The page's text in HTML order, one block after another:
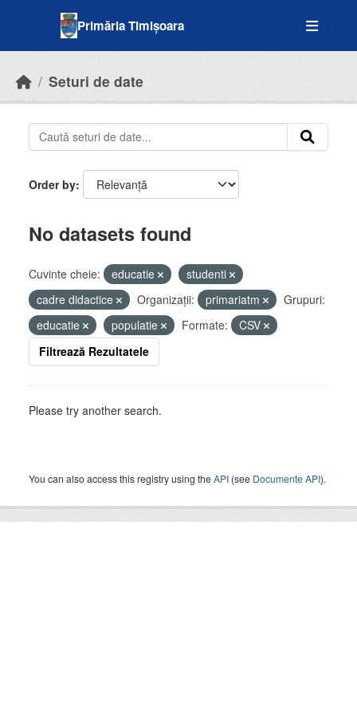
Primăria Timișoara
Seturi de date
Order by
No datasets found
Cuvinte cheie: educatie
studenti
cadre didactice
Organizații: primariatm
Grupuri:
educatie
populatie Formate:
CSV
Filtrează Rezultatele
Please try another search.
You can also access this registry using theAPI (see Documente API).